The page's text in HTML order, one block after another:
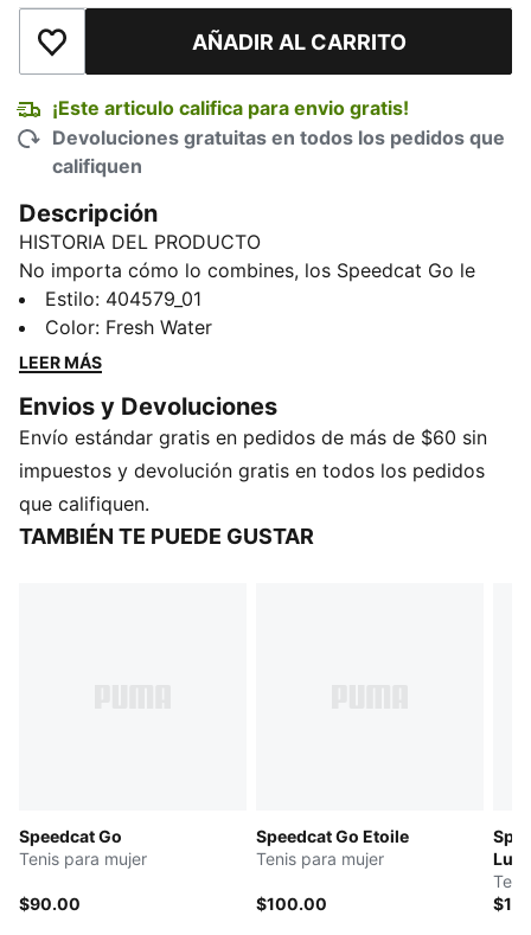
Añadir a la lista de deseosAÑADIR AL CARRITO
¡Este articulo califica para envio gratis!
Devoluciones gratuitas en todos los pedidos que
califiquen
Descripción
HISTORIA DEL PRODUCTO
No importa cómo lo combines, los Speedcat Go le
dan un toque moderno y personal a cualquier look.
Con detalles sofisticados y toques refinados, la
colección ofrece una nueva visión de un ícono.
clásicos de PUMA llevan la energía del automovilismo
a la calle. Domina la tendencia de perfil bajo con la
última evolución de la icónica silueta y encuentra el
par que mejor se adapte a tu estilo.
DETALLES
Estilo: 404579_01
Color: Fresh Water
LEER MÁS
Envios y Devoluciones
Envío estándar gratis en pedidos de más de $60 sin
impuestos y devolución gratis en todos los pedidos
que califiquen.
TAMBIÉN TE PUEDE GUSTAR
Speedcat Go
Tenis para mujer
$90.00
Speedcat Go Etoile
Tenis para mujer
$100.00
Luxe